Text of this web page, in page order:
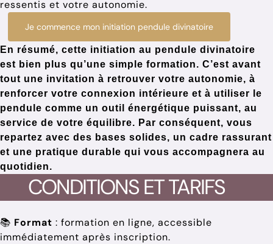
ressentis et votre autonomie.
Je commence mon initiation pendule divinatoire
En résumé, cette initiation au pendule divinatoire
est bien plus qu’une simple formation. C’est avant
tout une invitation à retrouver votre autonomie, à
renforcer votre connexion intérieure et à utiliser le
pendule comme un outil énergétique puissant, au
service de votre équilibre. Par conséquent, vous
repartez avec des bases solides, un cadre rassurant
et une pratique durable qui vous accompagnera au
quotidien.
CONDITIONS ET TARIFS
📚 Format : formation en ligne, accessible
immédiatement après inscription.